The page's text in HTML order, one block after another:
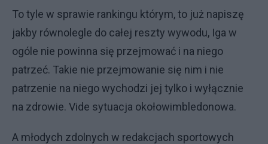
To tyle w sprawie rankingu którym, to już napiszę
jakby równolegle do całej reszty wywodu, Iga w
ogóle nie powinna się przejmować i na niego
patrzeć. Takie nie przejmowanie się nim i nie
patrzenie na niego wychodzi jej tylko i wyłącznie
na zdrowie. Vide sytuacja okołowimbledonowa.
A młodych zdolnych w redakcjach sportowych